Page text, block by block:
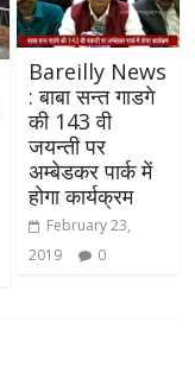
Bareilly News
: बाबा सन्त गाडगे
की 143 वी
जयन्ती पर
अम्बेडकर पार्क में
होगा कार्यक्रम
February 23,
2019
0